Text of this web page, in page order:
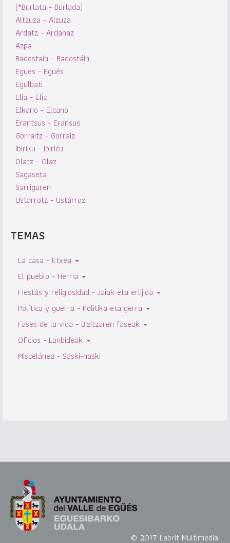
(*Burlata - Burlada)
Altzuza - Alzuza
Ardatz - Ardanaz
Azpa
Badostain - Badostáin
Egues - Egüés
Egulbati
Elia - Elía
Elkano - Elcano
Erantsus - Eransus
Gorraitz - Gorraiz
Ibiriku - Ibiricu
Olatz - Olaz
Sagaseta
Sarriguren
Ustarrotz - Ustárroz
TEMAS
La casa - Etxea
El pueblo - Herria
Fiestas y religiosidad - Jaiak eta erlijioa
Política y guerra - Politika eta gerra
Fases de la vida - Bizitzaren faseak
Oficios - Lanbideak
Miscelánea - Saski-naski
© 2017 Labrit Multimedia.